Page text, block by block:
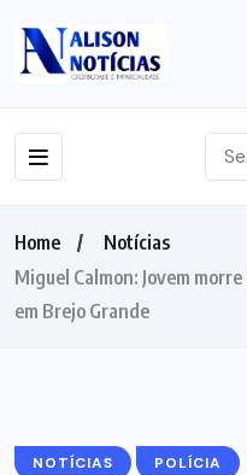
Home
Notícias
Miguel Calmon: Jovem
em Brejo Grande
NOTÍCIAS POLÍCIA